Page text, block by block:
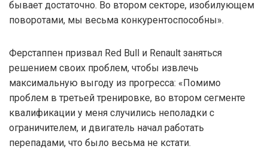
бывает достаточно. Во втором секторе, изобилующем
поворотами, мы весьма конкурентоспособны».
Ферстаппен призвал Red Bull и Renault заняться
решением своих проблем, чтобы извлечь
максимальную выгоду из прогресса: «Помимо
проблем в третьей тренировке, во втором сегменте
квалификации у меня случились неполадки с
ограничителем, и двигатель начал работать
перепадами, что было весьма не кстати.